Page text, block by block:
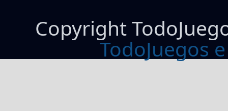
Copyright
TodoJuegos